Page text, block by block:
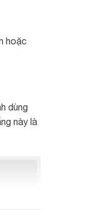
hoặc
dùng
này là